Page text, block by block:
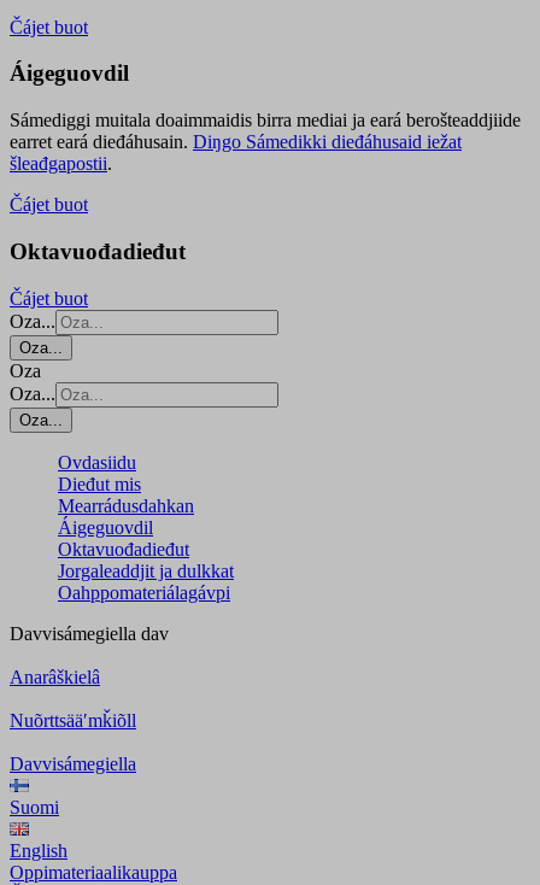
Čájet buot
Áigeguovdil
Sámediggi muitala doaimmaidis birra mediai ja eará berošteaddjiide
earret eará dieđáhusain. Diŋgo Sámedikki dieđáhusaid iežat
šleađgapostii.
Čájet buot
Oktavuođadieđut
Čájet buot
Oza...
Oza...
Oza
Oza...
Oza...
Ovdasiidu
Dieđut mis
Mearrádusdahkan
Áigeguovdil
Oktavuođadieđut
Jorgaleaddjit ja dulkkat
Oahppomateriálagávpi
Davvisámegiella dav
Anarâškielâ
Nuõrttsääʹmǩiõll
Davvisámegiella
Suomi
English
Oppimateriaalikauppa